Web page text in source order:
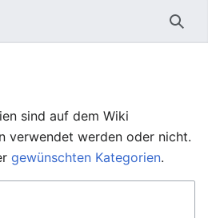
sind auf dem Wiki
verwendet werden oder nicht.
gewünschten Kategorien.